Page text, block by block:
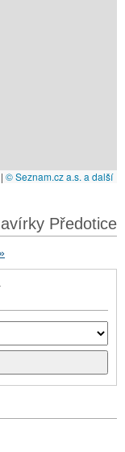
| © Seznam.cz a.s. a další
Předotice